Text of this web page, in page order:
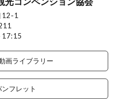
12-1
17:15
画ライブラリー
ンフレット